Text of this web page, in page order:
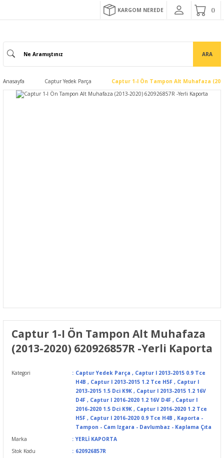
KARGOM NEREDE
ARA
Anasayfa Captur Yedek Parça Captur 1-I Ön Tampon Alt Muhafaza
Captur 1-I Ön Tampon Alt Muhafaza
(2013-2020) 620926857R -Yerli Kaporta
Kategori Captur Yedek Parça , Captur I 2013-2015 0.9 Tce
H4B , Captur I 2013-2015 1.2 Tce H5F , Captur I
2013-2015 1.5 Dci K9K , Captur I 2013-2015 1.2 16V
D4F , Captur I 2016-2020 1.2 16V D4F , Captur I
2016-2020 1.5 Dci K9K , Captur I 2016-2020 1.2 Tce
H5F , Captur I 2016-2020 0.9 Tce H4B , Kaporta -
Tampon - Cam Izgara - Davlumbaz - Kaplama Çıta
Marka
YERLİ KAPORTA
Stok Kodu
620926857R